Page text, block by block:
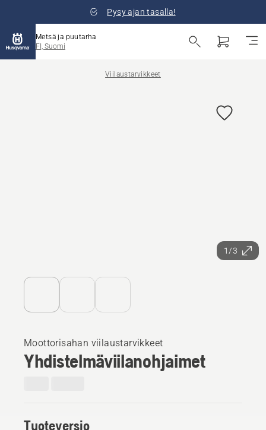
Pysy ajan tasalla!
Metsä ja puutarha
FI, Suomi
Viilaustarvikkeet
1/3
Moottorisahan viilaustarvikkeet
Yhdistelmäviilanohjaimet
Tuoteversio